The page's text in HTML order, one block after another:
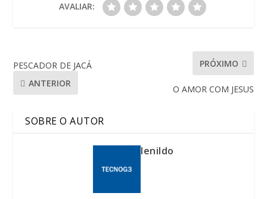
AVALIAR:
PESCADOR DE JACÁ
ANTERIOR
PRÓXIMO
O AMOR COM JESUS
SOBRE O AUTOR
lenildo